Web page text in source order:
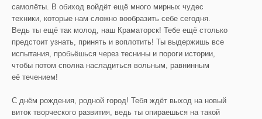
самолёты. В обиход войдёт ещё много мирных чудес
техники, которые нам сложно вообразить себе сегодня.
Ведь ты ещё так молод, наш Краматорск! Тебе ещё столько
предстоит узнать, принять и воплотить! Ты выдержишь все
испытания, пробьёшься через теснины и пороги истории,
чтобы потом сполна насладиться вольным, равнинным
её течением!
С днём рождения, родной город! Тебя ждёт выход на новый
виток творческого развития, ведь ты опираешься на такой